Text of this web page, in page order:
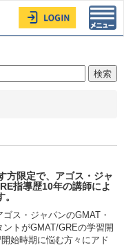
方限定で、アゴス・ジャ
指導歴10年の講師によ
ス・ジャパンのGMAT・
トがGMAT/GREの学習開
始時期に悩む方々にアド